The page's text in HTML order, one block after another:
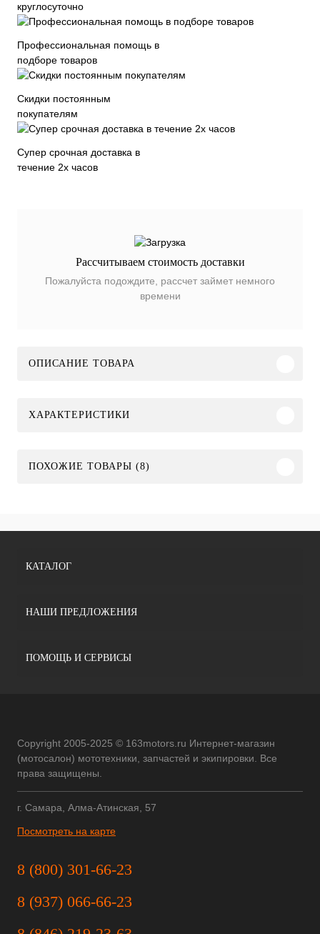
круглосуточно
Профессиональная помощь в
подборе товаров
Скидки постоянным
покупателям
Супер срочная доставка в
течение 2х часов
Рассчитываем стоимость доставки
Пожалуйста подождите, рассчет займет немного
времени
ОПИСАНИЕ ТОВАРА
ХАРАКТЕРИСТИКИ
ПОХОЖИЕ ТОВАРЫ (8)
КАТАЛОГ
НАШИ ПРЕДЛОЖЕНИЯ
ПОМОЩЬ И СЕРВИСЫ
Copyright 2005-2025 © 163motors.ru Интернет-магазин
(мотосалон) мототехники, запчастей и экипировки. Все
права защищены.
г. Самара, Алма-Атинская, 57
Посмотреть на карте
8 (800) 301-66-23
8 (937) 066-66-23